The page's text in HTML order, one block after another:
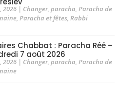
2026| Changer, paracha, Paracha de
, Paracha et fêtes, Rabbi
Chabbat : Paracha Réé –
7 août 2026
2026| Changer, paracha Paracha de